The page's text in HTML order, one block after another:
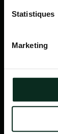
Statistiques
Marketing
Qui